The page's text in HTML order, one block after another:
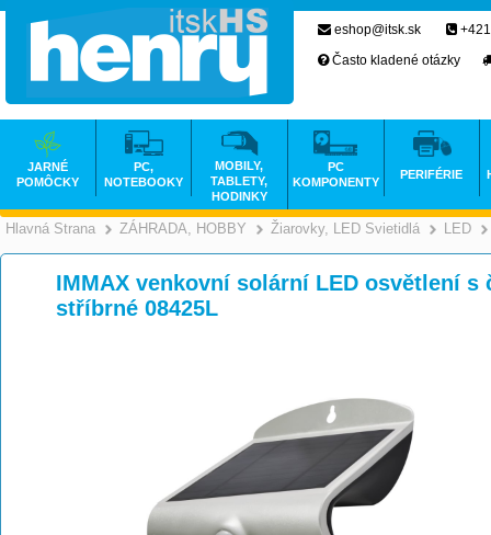
Hlavná Strana >
ZÁHRADA, HOBBY >
Žiarovky, LED Svietidlá LED
IMMAX venkovní solární LED osvětlení s
stříbrné 08425L
eshop@itsk.sk
Často kladené otázky
JARNÉ
POMÔCKY
PC,
NOTEBOOKY
MOBILY,
TABLETY,
HODINKY
PC
KOMPONENTY
PERIFÉRIE